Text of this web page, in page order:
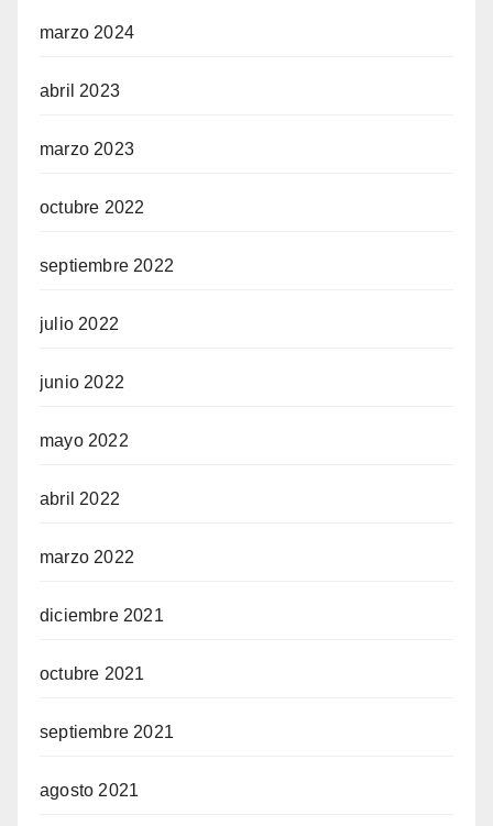
marzo 2024
abril 2023
marzo 2023
octubre 2022
septiembre 2022
julio 2022
junio 2022
mayo 2022
abril 2022
marzo 2022
diciembre 2021
octubre 2021
septiembre 2021
agosto 2021